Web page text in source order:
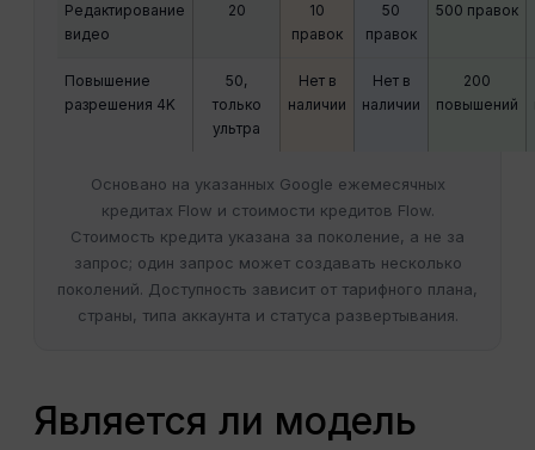
Редактирование
видео
20
10
правок
50
правок
500 правок
Повышение
разрешения 4K
50,
только
ультра
Нет в
наличии
Нет в
наличии
200
повышений
Основано на указанных Google ежемесячных
кредитах Flow и стоимости кредитов Flow.
Стоимость кредита указана за поколение, а не за
запрос; один запрос может создавать несколько
поколений. Доступность зависит от тарифного плана,
страны, типа аккаунта и статуса развертывания.
Является ли модель